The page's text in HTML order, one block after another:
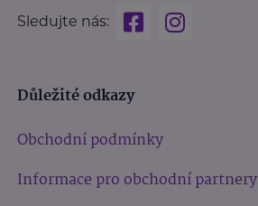
Sledujte nás:
Důležité odkazy
Obchodní podmínky
Informace pro obchodní partnery